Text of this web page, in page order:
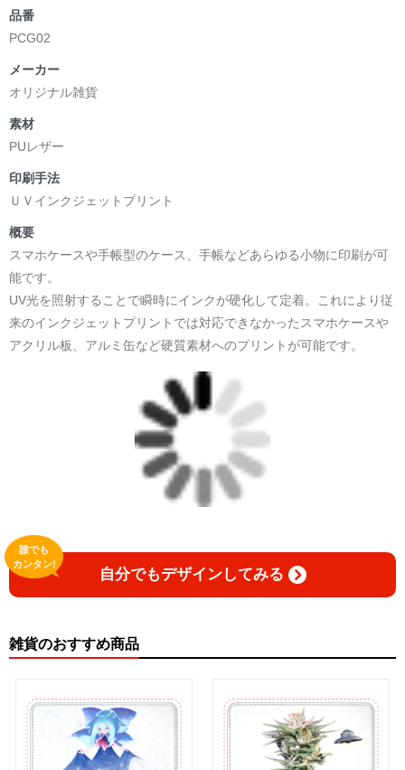
品番
PCG02
メーカー
オリジナル雑貨
素材
PUレザー
印刷手法
ＵＶインクジェットプリント
概要
スマホケースや手帳型のケース、手帳などあらゆる小物に印刷が可
能です。
UV光を照射することで瞬時にインクが硬化して定着。これにより従
来のインクジェットプリントでは対応できなかったスマホケースや
アクリル板、アルミ缶など硬質素材へのプリントが可能です。
自分でもデザインしてみる
誰でも
カンタン!
雑貨のおすすめ商品